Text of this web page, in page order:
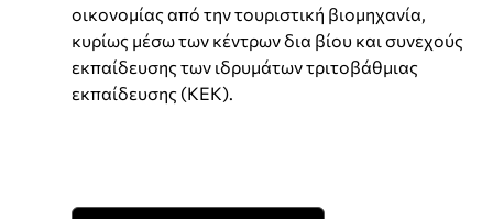
οικονομίας από την τουριστική βιομηχανία,
κυρίως μέσω των κέντρων δια βίου και συνεχούς
εκπαίδευσης των ιδρυμάτων τριτοβάθμιας
εκπαίδευσης (ΚΕΚ).